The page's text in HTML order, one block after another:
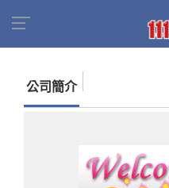
公司簡介